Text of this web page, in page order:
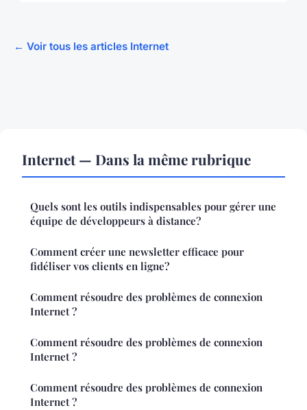
← Voir tous les articles Internet
Internet — Dans la même rubrique
Quels sont les outils indispensables pour gérer une
équipe de développeurs à distance?
Comment créer une newsletter efficace pour
fidéliser vos clients en ligne?
Comment résoudre des problèmes de connexion
Internet ?
Comment résoudre des problèmes de connexion
Internet ?
Comment résoudre des problèmes de connexion
Internet ?